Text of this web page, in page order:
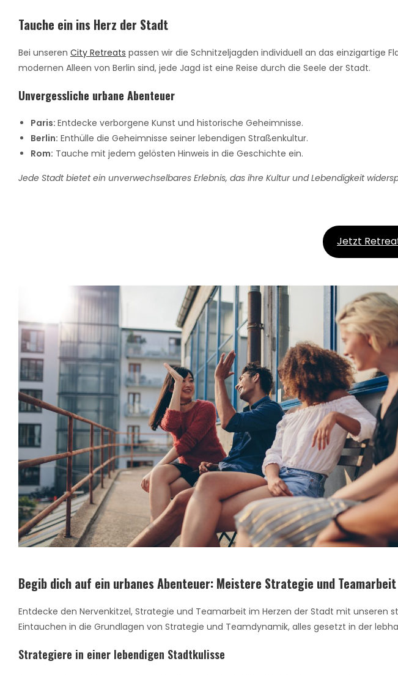
Tauche ein ins Herz der Stadt
Bei unseren City Retreats passen wir die Schnitzeljagden individuell an das einzigartige
modernen Alleen von Berlin sind, jede Jagd ist eine Reise durch die Seele der Stadt.
Unvergessliche urbane Abenteuer
Paris: Entdecke verborgene Kunst und historische Geheimnisse.
Berlin: Enthülle die Geheimnisse seiner lebendigen Straßenkultur.
Rom: Tauche mit jedem gelösten Hinweis in die Geschichte ein.
Jede Stadt bietet ein unverwechselbares Erlebnis, das ihre Kultur und Lebendigkeit
Jetzt
Begib dich auf ein urbanes Abenteuer: Meistere Strategie und Teamarbeit
Entdecke den Nervenkitzel, Strategie und Teamarbeit im Herzen der Stadt mit unseren
Eintauchen in die Grundlagen von Strategie und Teamdynamik, alles gesetzt in der
Strategiere in einer lebendigen Stadtkulisse